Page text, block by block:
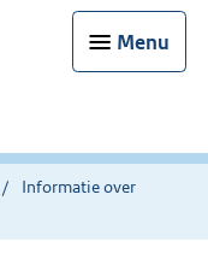
Menu
Informatie over